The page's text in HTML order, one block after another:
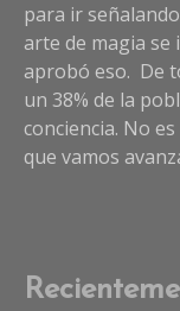
para ir
arte de magia se
aprobó eso. De
un 38% de la
conciencia. No
que vamos